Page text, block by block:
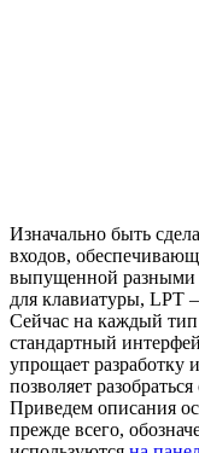
Изначально быть
входов,
выпущенной разными
для клавиатуры, LPT
Сейчас на каждый тип
стандартный
упрощает разработку
позволяет
Приведем описания
прежде всего,